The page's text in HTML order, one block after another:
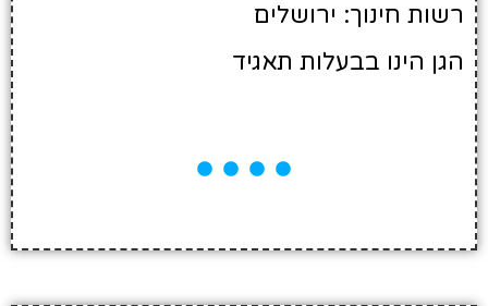
רשות חינוך: ירושלים
הגן הינו בבעלות תאגיד